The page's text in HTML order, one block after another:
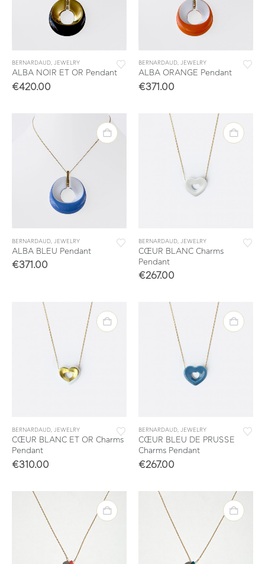
BERNARDAUD, JEWELRY
ALBA NOIR ET OR Pendant
€420.00
BERNARDAUD, JEWELRY
ALBA ORANGE Pendant
€371.00
BERNARDAUD JEWELRY
ALBA BLEU Pendant
€371.00
BERNARDAUD JEWELRY
CŒUR BLANC Charms
Pendant
€267.00
BERNARDAUD, JEWELRY
CŒUR BLANC ET OR Charms
Pendant
€310.00
BERNARDAUD, JEWELRY
CŒUR BLEU DE PRUSSE
Charms Pendant
€267.00